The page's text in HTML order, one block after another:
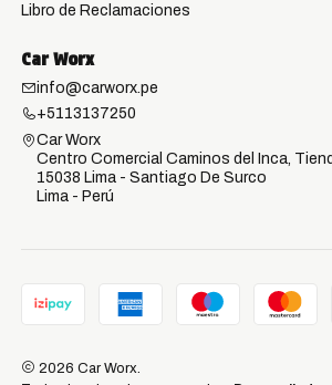
Libro de Reclamaciones
Car Worx
info@carworx.pe
+5113137250
Car Worx
Centro Comercial Caminos del Inca,
15038 Lima - Santiago De Surco
Lima - Perú
2026 Car Worx.